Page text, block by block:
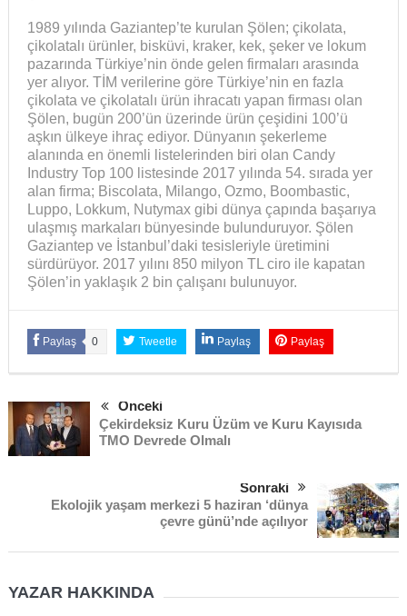
1989 yılında Gaziantep’te kurulan Şölen; çikolata,
çikolatalı ürünler, bisküvi, kraker, kek, şeker ve lokum
pazarında Türkiye’nin önde gelen firmaları arasında
yer alıyor. TİM verilerine göre Türkiye’nin en fazla
çikolata ve çikolatalı ürün ihracatı yapan firması olan
Şölen, bugün 200’ün üzerinde ürün çeşidini 100’ü
aşkın ülkeye ihraç ediyor. Dünyanın şekerleme
alanında en önemli listelerinden biri olan Candy
Industry Top 100 listesinde 2017 yılında 54. sırada yer
alan firma; Biscolata, Milango, Ozmo, Boombastic,
Luppo, Lokkum, Nutymax gibi dünya çapında başarıya
ulaşmış markaları bünyesinde bulunduruyor. Şölen
Gaziantep ve İstanbul’daki tesisleriyle üretimini
sürdürüyor. 2017 yılını 850 milyon TL ciro ile kapatan
Şölen’in yaklaşık 2 bin çalışanı bulunuyor.
Paylaş 0 Tweetle Paylaş Paylaş
Önceki
Çekirdeksiz Kuru Üzüm ve Kuru Kayısıda
TMO Devrede Olmalı
Sonraki
Ekolojik yaşam merkezi 5 haziran ‘dünya
çevre günü’nde açılıyor
YAZAR HAKKINDA